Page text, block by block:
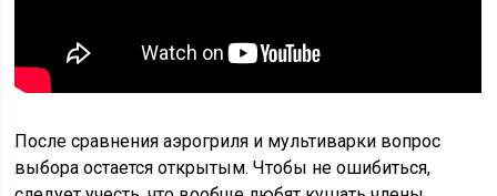
После сравнения аэрогриля и мультиварки вопрос
выбора остается открытым. Чтобы не ошибиться,